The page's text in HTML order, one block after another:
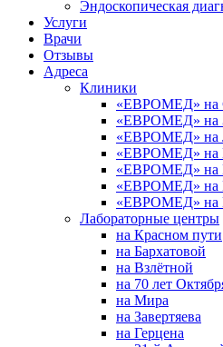
Эндоскопическая
Услуги
Врачи
Отзывы
Адреса
Клиники
«ЕВРОМЕД» на
«ЕВРОМЕД» на
«ЕВРОМЕД» на
«ЕВРОМЕД» на
«ЕВРОМЕД» на
«ЕВРОМЕД» на
«ЕВРОМЕД» на
Лабораторные центры
на Красном пути
на Бархатовой
на Взлётной
на 70 лет
на Мира
на Завертяева
на Герцена